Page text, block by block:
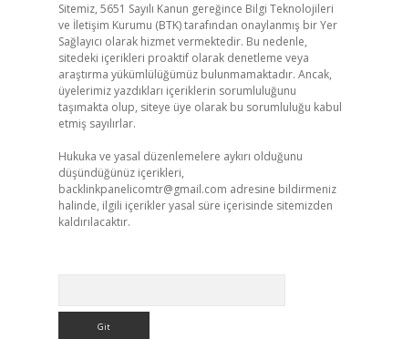
Sitemiz, 5651 Sayılı Kanun gereğince Bilgi Teknolojileri
ve İletişim Kurumu (BTK) tarafından onaylanmış bir Yer
Sağlayıcı olarak hizmet vermektedir. Bu nedenle,
sitedeki içerikleri proaktif olarak denetleme veya
araştırma yükümlülüğümüz bulunmamaktadır. Ancak,
üyelerimiz yazdıkları içeriklerin sorumluluğunu
taşımakta olup, siteye üye olarak bu sorumluluğu kabul
etmiş sayılırlar.
Hukuka ve yasal düzenlemelere aykırı olduğunu
düşündüğünüz içerikleri,
backlinkpanelicomtr@gmail.com adresine bildirmeniz
halinde, ilgili içerikler yasal süre içerisinde sitemizden
kaldırılacaktır.